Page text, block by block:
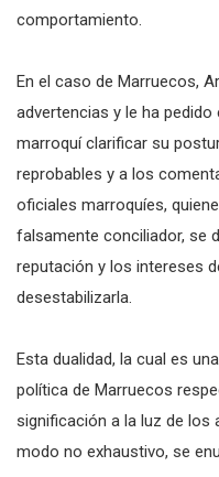
comportamiento.
En el caso de Marruecos,
advertencias y le ha
marroquí clarificar su
reprobables y a los
oficiales marroquíes,
falsamente conciliador, se
reputación y los intereses
desestabilizarla.
Esta dualidad, la cual es
política de Marruecos
significación a la luz de los
modo no exhaustivo, se